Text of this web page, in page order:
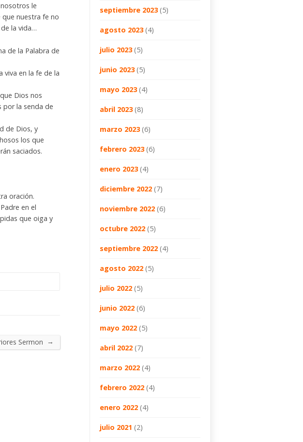
le
nuestra fe no
la vida…
de la Palabra de
viva en la fe de la
Dios nos
por la senda de
de Dios, y
los que
saciados.
oración.
en el
que oiga y
Sermon →
septiembre 2023(5)
agosto 2023(4)
julio 2023(5)
junio 2023(5)
mayo 2023(4)
abril 2023(8)
marzo 2023(6)
febrero 2023(6)
enero 2023(4)
diciembre 2022 (7)
noviembre 2022 (6)
octubre 2022 (5)
septiembre 2022 (4)
agosto 2022 (5)
julio 2022 (5)
junio 2022 (6)
mayo 2022 (5)
abril 2022 (7)
marzo 2022 (4)
febrero 2022 (4)
enero 2022 (4)
julio 2021 (2)